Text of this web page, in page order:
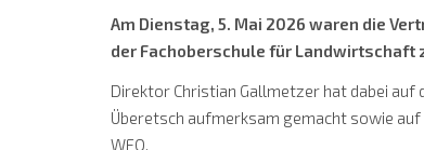
Am Dienstag, 5. Mai 2026 waren die
der Fachoberschule für Landwirtschaft
Direktor Christian Gallmetzer hat dabei auf
Überetsch aufmerksam gemacht sowie
WFO.